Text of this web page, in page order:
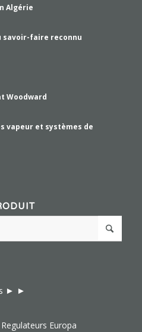
Algérie
savoir-faire reconnu
Woodward
vapeur et systèmes de
► ►
Europa